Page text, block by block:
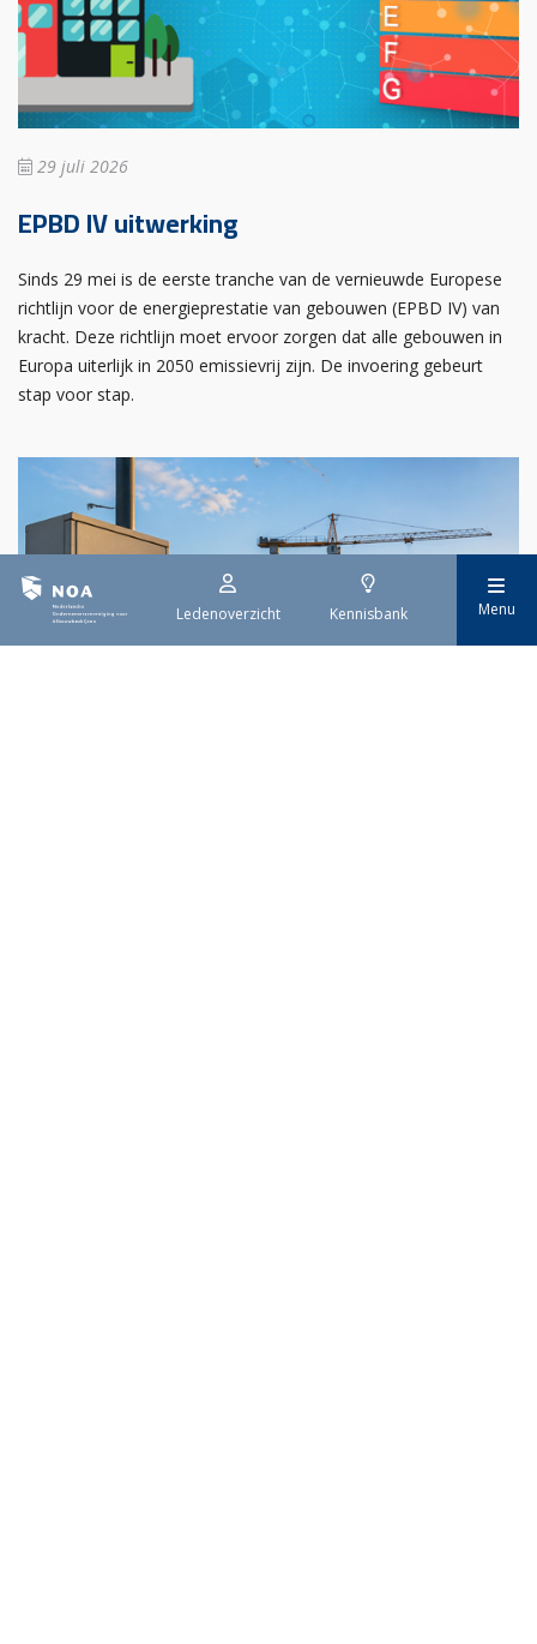
Ledenoverzicht Kennisbank Menu
29 juli 2026
EPBD IV uitwerking
Sinds 29 mei is de eerste tranche van de vernieuwde Europese
richtlijn voor de energieprestatie van gebouwen (EPBD IV) van
kracht. Deze richtlijn moet ervoor zorgen dat alle gebouwen in
Europa uiterlijk in 2050 emissievrij zijn. De invoering gebeurt
stap voor stap.